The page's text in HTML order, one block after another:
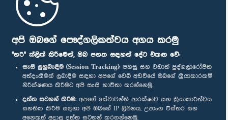
අපි ඔබගේ පෞද්ගලිකත්වය අගය කරමු
"හරි" ක්ලික් කිරීමෙන්, ඔබ පහත සඳහන් දේට එකඟ වේ:
සැසි ලුහුබැඳීම (Session Tracking): පහසු සහ වඩාත් පුද්ගලාරෝපිත
අත්දැකීමක් ලබාදීම සඳහා අපගේ වෙබ් අඩවියේ ඔබගේ ක්‍රියාකාරකම්
නිරීක්ෂණය කිරීමට අපි සැසි භාවිතා කරන්නෙමු.
දත්ත සටහන් කිරීම: අපගේ සේවාවන්හි ආරක්ෂාව සහ ක්‍රියාකාරීත්වය
සහතික කිරීම සඳහා අපි ඔබගේ IP ලිපිනය, උපාංග විස්තර සහ
අනෙකුත් අදාළ දත්ත සටහන් කරගන්නෙමු.
පාර්ලිමේන්තු ජංගම යෙදුම
අප හා සම්බන්ධ වී සිටින්න :